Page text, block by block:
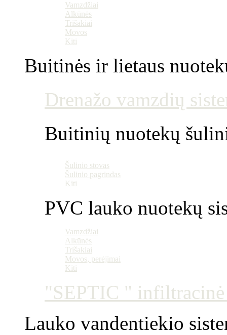
Vamzdžiai
Alkūnės
Trišakiai
Movos
Kiti
Buitinės ir lietaus
Drenažo vamzdių
Buitinių nuotekų
Šulinio stovas
Šulinio pagrindas
Kiti
PVC lauko nuotekų
Vamzdžiai
Alkūnės
Trišakiai
Movos, perėjimai
Kiti
"SEPTIC "
Lauko vandentiekio